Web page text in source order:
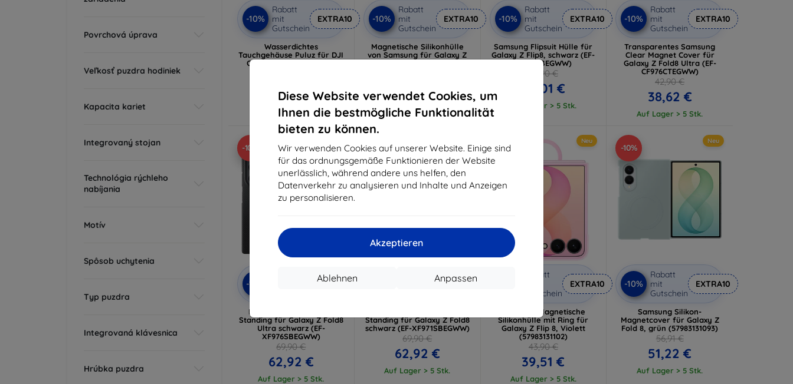
Diese Website verwendet Cookies, um
Ihnen die bestmögliche Funktionalität
bieten zu können.
Wir verwenden Cookies auf unserer Website. Einige sind
für das ordnungsgemäße Funktionieren der Website
unerlässlich, während andere uns helfen, den
Datenverkehr zu analysieren und Inhalte und Anzeigen
zu personalisieren.
Akzeptieren
Anpassen
Ablehnen
Povrchová úprava
Veľkosť puzdra hodiniek
Kapacita kariet
Integrovaný stojan
Technológia rýchleho
nabíjania
Motív
Spôsob uchytenia
Typ puzdra
Integrovaná klávesnica
Hrúbka puzdra
-10%
Rabatt
mit
Gutschein
EXTRA10
Wasserdichtes
Tauchgehäuse Puluz für DJI
Osmo Action 6, bis 60 m
15,21 €
-10%
Rabatt
mit
Gutschein
EXTRA10
Magnetische Silikonhülle
von Samsung für Galaxy Z
Fold8, schwarz (EF-
51,22 €
Auf Lager > 5 Stk.
-10%
Rabatt
mit
Gutschein
EXTRA10
Samsung Flipsuit Hülle für
Galaxy Z Flip8, schwarz (EF-
FF776CBEGWW)
48,90 €
44,01 €
Auf Lager > 5 Stk.
-10%
Rabatt
mit
Gutschein
EXTRA10
Transparentes Samsung
Clear Magnet Cover für
Galaxy Z Fold8 Ultra (EF-
CF976CTEGWW)
42,90 €
38,62 €
Auf Lager > 5 Stk.
-10%
-10% EXTRA10
Hülle Samsung Carbon
Standing für Galaxy Z Fold8
Ultra schwarz (EF-
XF976SBEGWW)
69,90 €
62,92 €
Auf Lager > 5 Stk.
-10%
EXTRA10
Standing für Galaxy Z Fold8
schwarz (EF-XF971SBEGWW)
69,90 €
62,92 €
Auf Lager > 5 Stk.
-10%
Neu
Rabatt
Gutschein
EXTRA10
Samsung Magnetische
Silikonhülle mit Ring für
Galaxy Z Flip 8, Violett
(57983131102)
43,90 €
39,51 €
Auf Lager > 5 Stk.
-10%
Neu
-10%
Rabatt
mit
Gutschein
EXTRA10
Samsung Silikon-
Magnetcover für Galaxy Z
Fold 8, grün (57983131093)
56,91 €
51,22 €
Auf Lager > 5 Stk.